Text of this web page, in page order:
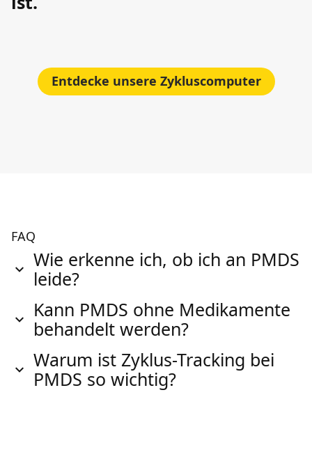
Entdecke unsere Zykluscomputer
FAQ
Wie erkenne ich, ob ich an PMDS
leide?
Kann PMDS ohne Medikamente
behandelt werden?
Warum ist Zyklus-Tracking bei
PMDS so wichtig?